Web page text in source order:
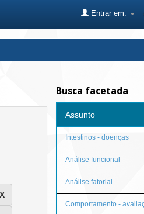
Entrar em:
Busca facetada
Assunto
Intestinos - doenças
Análise funcional
Análise fatorial
Comportamento -